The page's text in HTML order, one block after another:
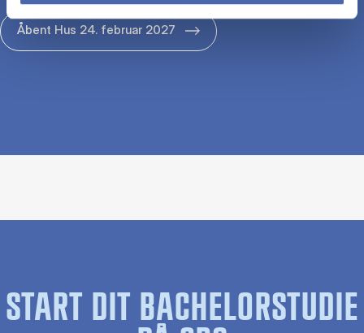
Åbent Hus 24. februar 2027
START DIT BACHELORSTUDIE